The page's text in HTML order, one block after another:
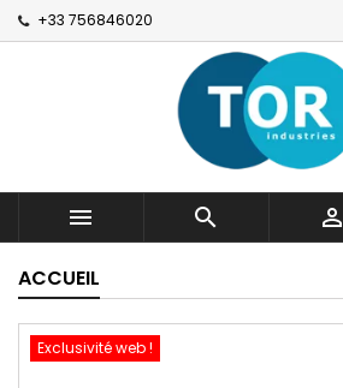
+33 756846020
  
ACCUEIL
Exclusivité web !